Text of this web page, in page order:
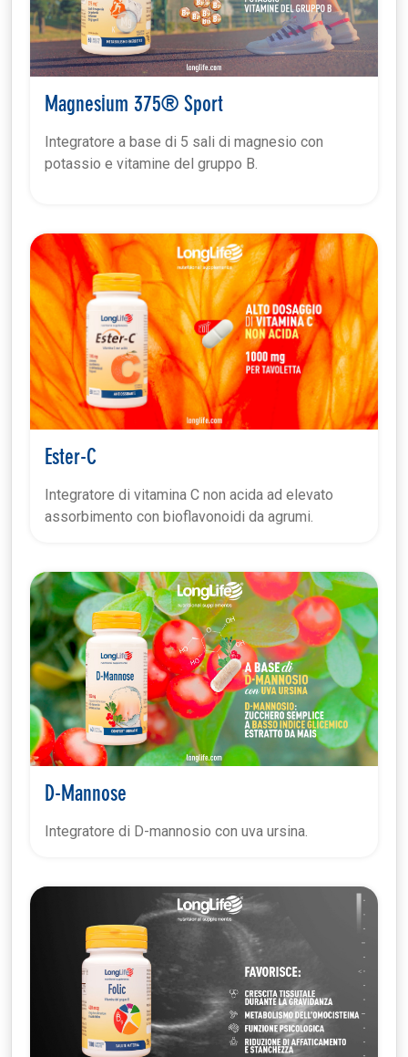
Magnesium 375® Sport
Integratore a base di 5 sali di magnesio con
potassio e vitamine del gruppo B.
Ester-C
Integratore di vitamina C non acida ad elevato
assorbimento con bioflavonoidi da agrumi.
D-Mannose
Integratore di D-mannosio con uva ursina.